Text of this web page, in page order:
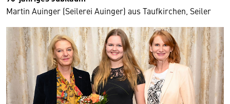
Martin Auinger (Seilerei Auinger) aus Taufkirchen, Seiler